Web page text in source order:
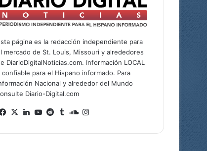
página es la redacción independiente para
mercado de St. Louis, Missouri y alrededores
DiarioDigitalNoticias.com. Información LOCAL
confiable para el Hispano informado. Para
Nacional y alrededor del Mundo
Diario-Digital.com
Facebook
X LinkedIn
YouTube
RedditTumblrSoundCloud